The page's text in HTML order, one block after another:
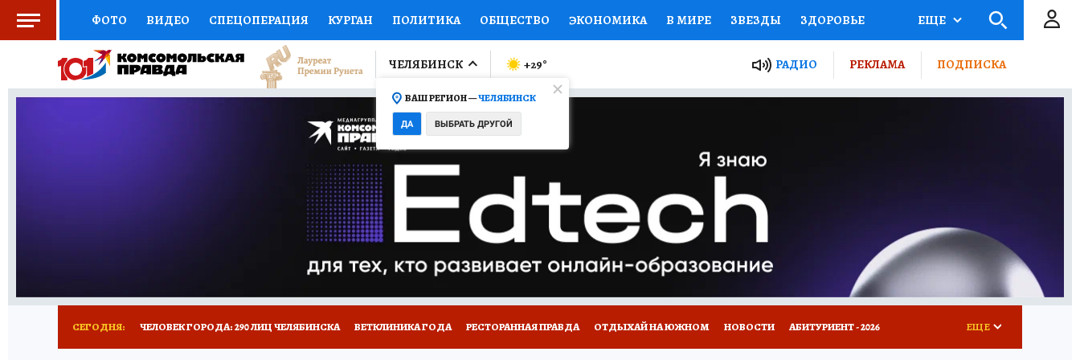
ФОТО ВИДЕО СПЕЦОПЕРАЦИЯ КУРГАН ПОЛИТИКА ОБЩЕСТВО ЭКОНОМИКА В МИРЕ ЗВЕЗДЫ ЗДОРОВЬЕ
СОЦПОДДЕРЖКА НАУКА СПОРТ КОЛУМНИСТЫ ПРОИСШЕСТВИЯ НАЦИОНАЛЬНЫЕ ПРОЕКТЫ РОССИИ
ВЫБОР ЭКСПЕРТОВ ДОКТОР ФИНАНСЫ ОТКРЫВАЕМ МИР Я ЗНАЮ СЕМЬЯ ЖЕНСКИЕ СЕКРЕТЫ ПУТЕВОДИТЕЛЬ
ПРОГНОЗЫ НА СПОРТ ПРОМОКОДЫ СЕРИАЛЫ
ТЕЛЕВИЗОР КОЛЛЕКЦИИ КОНКУРСЫ ГИД ПОТРЕБИТЕЛЯ
НОВОЕ НА САЙТЕ
ЕЩЕ
ЧЕЛЯБИНСК
ВАШ РЕГИОН —ЧЕЛЯБИНСК
ДА ВЫБРАТЬ ДРУГОЙ
+29° РАДИО РЕКЛАМА ПОДПИСКА
СЕГОДНЯ: ЧЕЛОВЕК ГОРОДА: 290 ЛИЦ ЧЕЛЯБИНСКА ВЕТКЛИНИКА ГОДА РЕСТОРАННАЯ ПРАВДА ОТДЫХАЙ НА ЮЖНОМ НОВОСТИ АБИТУРИЕНТ - 2026 ЕЩЕ